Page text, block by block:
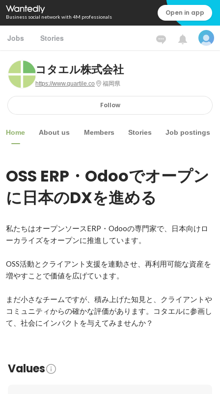
Business social network with 4M professionals Open in app
Jobs Stories
コタエル株式会社
https://www.quartile.co 福岡県
Follow
Home About us Members Stories Job postings
OSS ERP・Odooでオープン
に日本のDXを進める
私たちはオープンソースERP・Odooの専門家で、日本向けロ
ーカライズをオープンに推進しています。
OSS活動とクライアント支援を連動させ、再利用可能な資産を
増やすことで価値を広げています。
まだ小さなチームですが、積み上げた知見と、クライアントや
コミュニティからの確かな評価があります。コタエルに参画し
て、社会にインパクトを与えてみませんか？
Values